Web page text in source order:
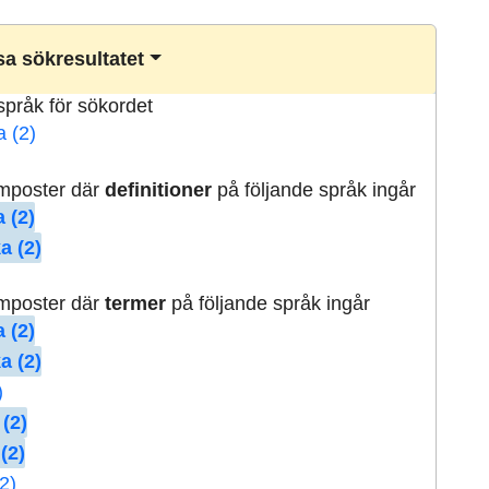
sökresultatet
för sökordet
(2)
därdefinitioner på följande språk ingår
(2)
(2)
därtermer på följande språk ingår
(2)
(2)